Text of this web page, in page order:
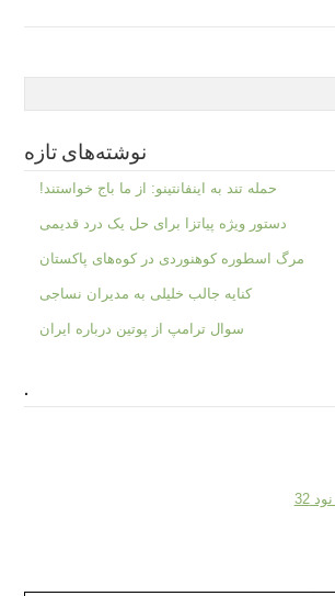
نوشته‌های تازه
حمله تند به اینفانتینو: از ما باج خواستند!
دستور ویژه پیاتزا برای حل یک درد قدیمی
مرگ اسطوره کوهنوردی در کوه‌های پاکستان
کنایه جالب خلیلی به مدیران نساجی
سوال ترامپ از پوتین درباره ایران
.
32